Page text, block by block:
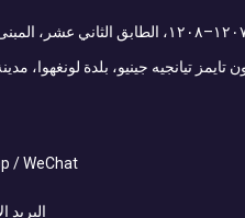
تايمز تيانجيه جينيو، بلدة لونغهوا،
/ WeChat :
البريد